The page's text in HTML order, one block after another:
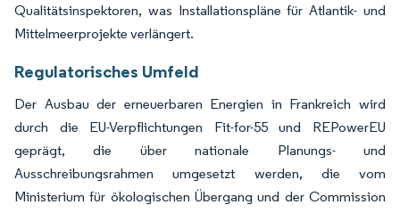
Qualitätsinspektoren, was Installationspläne für Atlantik- und
Mittelmeerprojekte verlängert.
Regulatorisches Umfeld
Der Ausbau der erneuerbaren Energien in Frankreich wird
durch die EU-Verpflichtungen Fit-for-55 und REPowerEU
geprägt, die über nationale Planungs- und
Ausschreibungsrahmen umgesetzt werden, die vom
Ministerium für ökologischen Übergang und der Commission